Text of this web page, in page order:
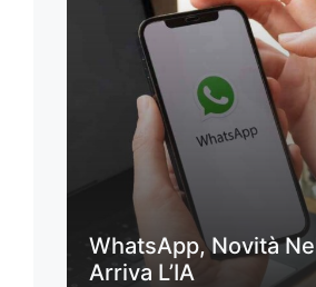
WhatsApp, Novità
Arriva L’IA